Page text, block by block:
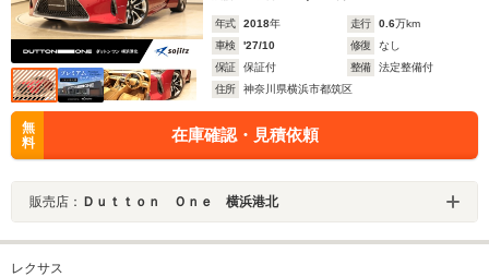
年式 2018年 走行 0.6万km
車検
'27/10 修復
なし
保証
保証付 整備
法定整備付
住所
神奈川県横浜市都筑区
無
料
在庫確認・見積依頼
販売店： Ｄｕｔｔｏｎ Ｏｎｅ 横浜港北
レクサス